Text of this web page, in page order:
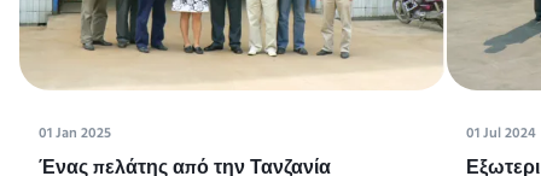
01 Jan 2025 01 Jul 2024